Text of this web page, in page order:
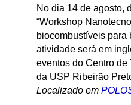
No dia 14 de agosto,
“Workshop
biocombustíveis para
atividade será em
eventos do Centro de
da USP Ribeirão
Localizado em